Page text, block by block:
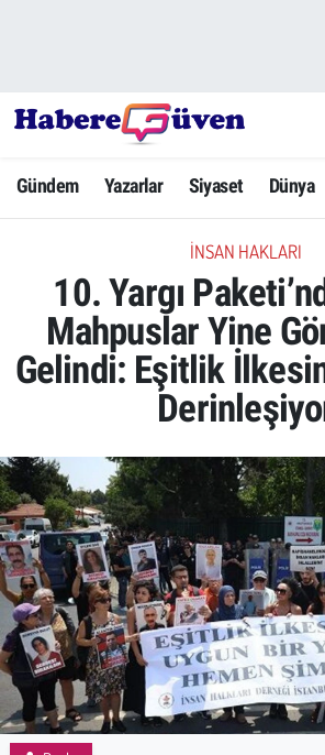
Gündem Yazarlar Siyaset Dünya
İNSAN HAKLARI
10. Yargı
Mahpuslar Yine
Gelindi: Eşitlik
Yazarlar
Dünya
Ekonomi
Yaşam
Yerel Haberler
Eğitim
Sağlık
Kadın
Emek
Spor
Hava Durumu
Trafik Durumu
Süper Lig Puan Durumu ve Fikstür
Tüm Manşetler
Son Dakika Haberleri